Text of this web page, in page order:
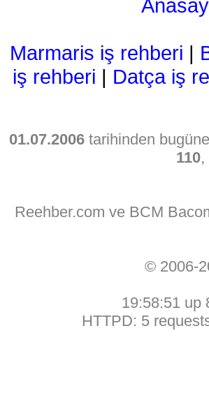
Marmaris iş rehberi |
iş rehberi | Datça iş
01.07.2006tarihinden
110
Reehber.com ve BCM
© 2006-
19:58:51 up
HTTPD: 5